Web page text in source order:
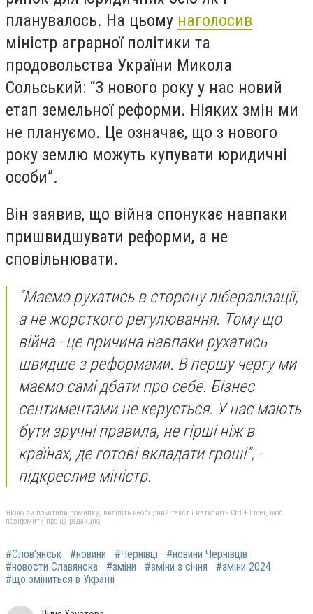
планувалось. На цьому наголосив
міністр аграрної політики та
продовольства України Микола
Сольський: “З нового року у нас новий
етап земельної реформи. Ніяких змін ми
не плануємо. Це означає, що з нового
року землю можуть купувати юридичні
особи”.
Він заявив, що війна спонукає навпаки
пришвидшувати реформи, а не
сповільнювати.
“Маємо рухатись в сторону лібералізації,
а не жорсткого регулювання. Тому що
війна - це причина навпаки рухатись
швидше з реформами. В першу чергу ми
маємо самі дбати про себе. Бізнес
сентиментами не керується. У нас мають
бути зручні правила, не гірші ніж в
країнах, де готові вкладати гроші”, -
підкреслив міністр.
Якщо ви помітили помилку, виділіть необхідний текст і натисніть Ctrl + Enter, щоб
повідомити про це редакцію
#Слов’янськ #новини #Чернівці
#новини Чернівців
#новости Славянска
#зміни #зміни з січня
#зміни 2024
#що зміниться в Україні